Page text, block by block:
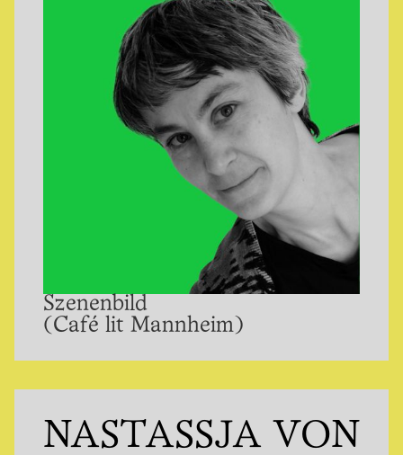
Szenenbild
(Café lit Mannheim)
NASTASSJA VON